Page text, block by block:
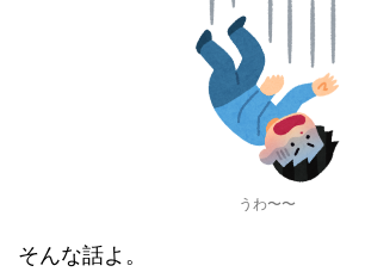
うわ〜〜
そんな話よ。